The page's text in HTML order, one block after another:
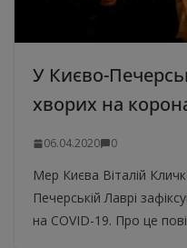
У Києво-
хворих на
06.04.2020 0
Мер Києва Віталій
Печерській Лаврі
на COVID-19. Про це